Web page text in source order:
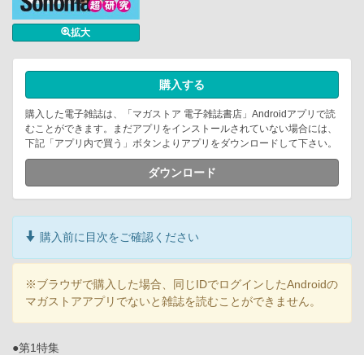
拡大
購入する
購入した電子雑誌は、「マガストア 電子雑誌書店」Androidアプリで読
むことができます。まだアプリをインストールされていない場合には、
下記「アプリ内で買う」ボタンよりアプリをダウンロードして下さい。
ダウンロード
購入前に目次をご確認ください
※ブラウザで購入した場合、同じIDでログインしたAndroidの
マガストアアプリでないと雑誌を読むことができません。
●第1特集